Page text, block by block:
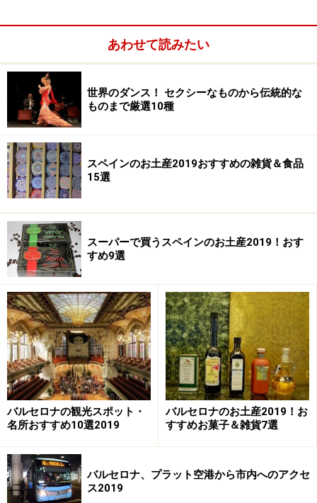
あわせて読みたい
世界のダンス！ セクシーなものから伝統的な
ものまで厳選10種
スペインのお土産2019おすすめの雑貨＆食品
15選
スーパーで買うスペインのお土産2019！おす
すめ9選
バルセロナの観光スポット・
名所おすすめ10選2019
バルセロナのお土産2019！お
すすめお菓子＆雑貨7選
バルセロナ、プラット空港から市内へのアクセ
ス2019